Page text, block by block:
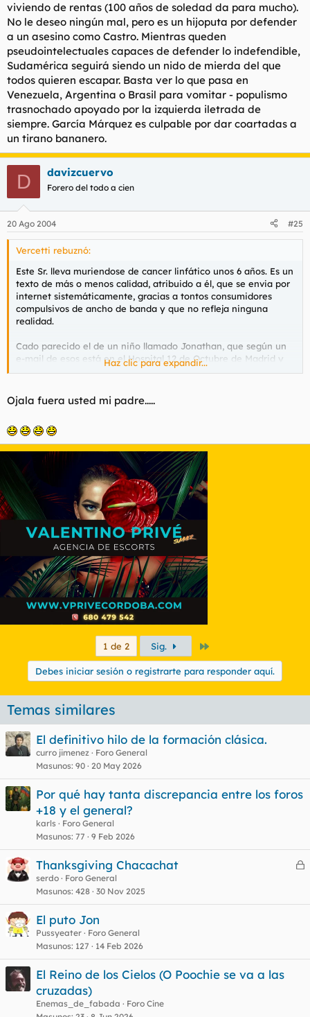
viviendo de rentas (100 años de soledad da para mucho).
No le deseo ningún mal, pero es un hijoputa por defender
a un asesino como Castro. Mientras queden
pseudointelectuales capaces de defender lo indefendible,
Sudamérica seguirá siendo un nido de mierda del que
todos quieren escapar. Basta ver lo que pasa en
Venezuela, Argentina o Brasil para vomitar - populismo
trasnochado apoyado por la izquierda iletrada de
siempre. García Márquez es culpable por dar coartadas a
un tirano bananero.
D davizcuervo
Forero del todo a cien
20 Ago 2004 #25
Vercetti rebuznó:
Este Sr. lleva muriendose de cancer linfático unos 6 años. Es un
texto de más o menos calidad, atribuido a él, que se envia por
internet sistemáticamente, gracias a tontos consumidores
compulsivos de ancho de banda y que no refleja ninguna
realidad.
Cado parecido el de un niño llamado Jonathan, que según un
e-mail de esos está en el Hospital 12 de Octubre de Madrid y
necesita urgentemente sangre del grupo 0 negativo. Lo
Supongo que tras seis años de recibir sangre, el tal Jonathan
debe estar ya como una morcilla de Burgos.
Buenas Tardes.
Haz clic para expandir...
Ojala fuera usted mi padre.....
1 de 2 Sig.
Debes iniciar sesión o registrarte para responder aquí.
Temas similares
El definitivo hilo de la formación clásica.
curro jimenez
Foro General
Masunos 90 20 May 2026
Por qué hay tanta discrepancia entre los foros
+18 y el general?
karls
Foro General
Masunos 77 9 Feb 2026
C
r
Thanksgiving Chacachat
serdo
Foro General
Masunos 428 30 Nov 2025
El puto Jon
Pussyeater
Foro General
Masunos 127 14 Feb 2026
El Reino de los Cielos (O Poochie se va a las
cruzadas)
Enemas_de_fabada
Foro Cine